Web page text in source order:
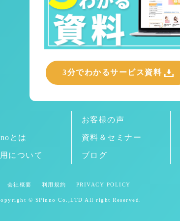
3分でわかるサービス資料
とは
について
お客様の声
資料＆セミナー
ブログ
会社概要 利用規約 PRIVACY POLICY
© SPinno Co.,LTD All right Reserved.